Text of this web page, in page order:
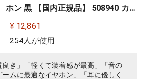
ホン 黒 【国内正規品】 508940 カナ
ル型 有線イヤホン
¥ 12,861
254人が使用
良き」「軽くて装着感が最高」「音の
ムに最適なイヤホン」「耳に優しく